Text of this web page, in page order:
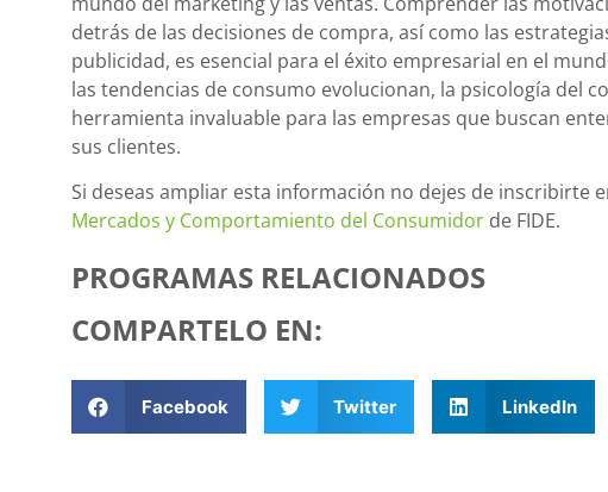
detrás de las decisiones de compra, así como las
publicidad, es esencial para el éxito empresarial en el
las tendencias de consumo evolucionan, la psicología del
herramienta invaluable para las empresas que buscan
sus clientes.
Si deseas ampliar esta información no dejes de inscribirte
Mercados y Comportamiento del Consumidor de FIDE.
PROGRAMAS RELACIONADOS
COMPARTELO EN:
Facebook Twitter LinkedIn